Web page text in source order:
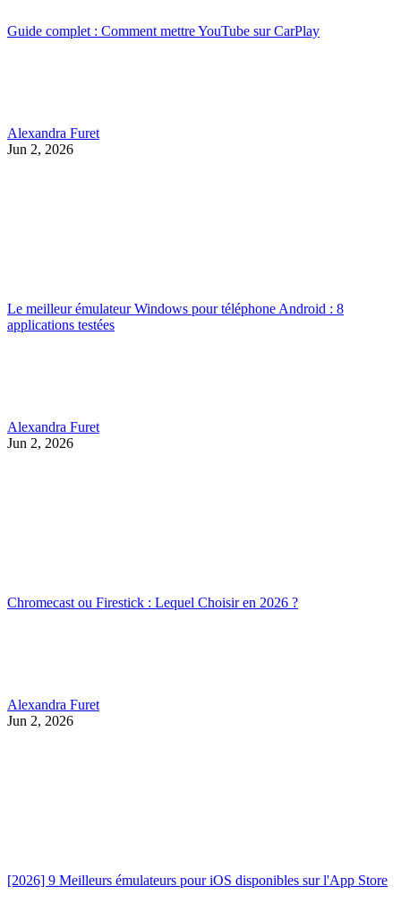
Guide complet : Comment mettre YouTube sur CarPlay
Alexandra Furet
Jun 2, 2026
Le meilleur émulateur Windows pour téléphone Android : 8
applications testées
Alexandra Furet
Jun 2, 2026
Chromecast ou Firestick : Lequel Choisir en 2026 ?
Alexandra Furet
Jun 2, 2026
[2026] 9 Meilleurs émulateurs pour iOS disponibles sur l'App Store